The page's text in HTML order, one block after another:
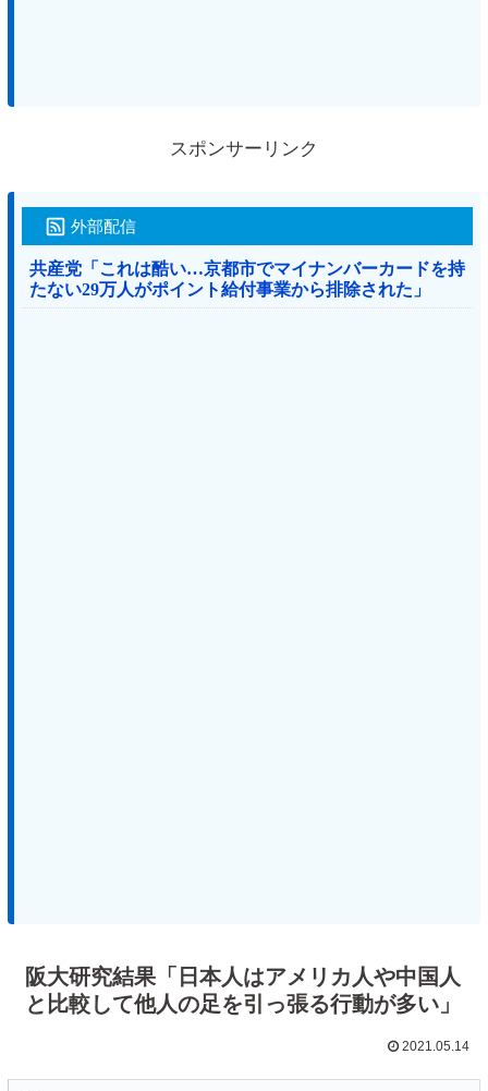
スポンサーリンク
外部配信
共産党「これは酷い…京都市でマイナンバーカードを持
たない29万人がポイント給付事業から排除された」
阪大研究結果「日本人はアメリカ人や中国人
と比較して他人の足を引っ張る行動が多い」
2021.05.14